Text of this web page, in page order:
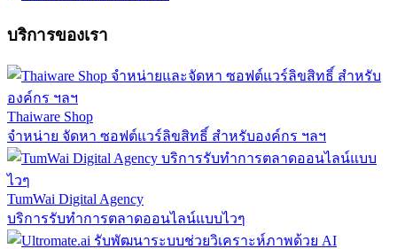
บริการของเรา
Thaiware Shop
จำหน่าย จัดหา ซอฟต์แวร์ลิขสิทธิ์ สำหรับองค์กร ฯลฯ
TumWai Digital Agency
บริการรับทำการตลาดออนไลน์แบบไวๆ